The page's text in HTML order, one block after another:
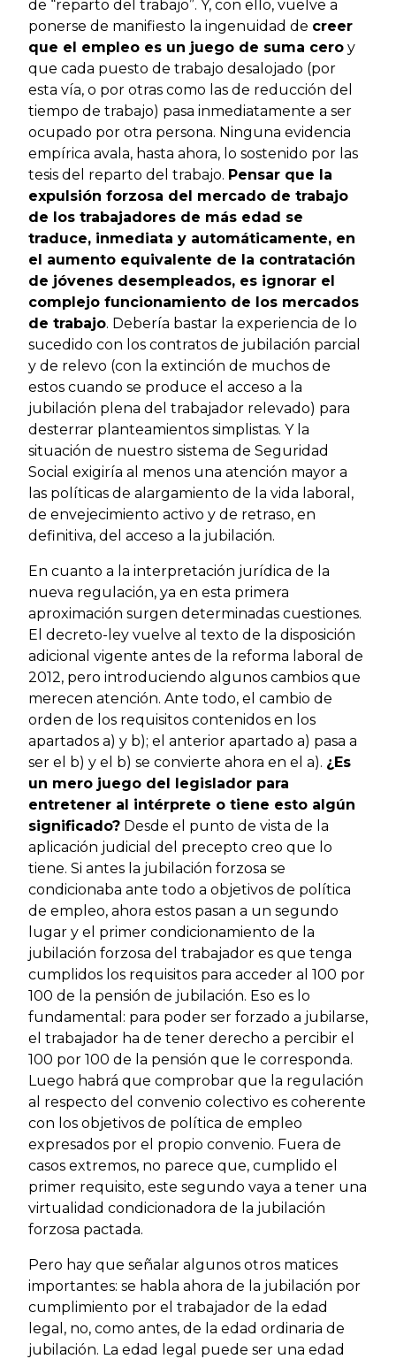
de “reparto del trabajo”. Y, con ello, vuelve a
ponerse de manifiesto la ingenuidad de creer
que el empleo es un juego de suma cero y
que cada puesto de trabajo desalojado (por
esta vía, o por otras como las de reducción del
tiempo de trabajo) pasa inmediatamente a ser
ocupado por otra persona. Ninguna evidencia
empírica avala, hasta ahora, lo sostenido por las
tesis del reparto del trabajo. Pensar que la
expulsión forzosa del mercado de trabajo
de los trabajadores de más edad se
traduce, inmediata y automáticamente, en
el aumento equivalente de la contratación
de jóvenes desempleados, es ignorar el
complejo funcionamiento de los mercados
de trabajo. Debería bastar la experiencia de lo
sucedido con los contratos de jubilación parcial
y de relevo (con la extinción de muchos de
estos cuando se produce el acceso a la
jubilación plena del trabajador relevado) para
desterrar planteamientos simplistas. Y la
situación de nuestro sistema de Seguridad
Social exigiría al menos una atención mayor a
las políticas de alargamiento de la vida laboral,
de envejecimiento activo y de retraso, en
definitiva, del acceso a la jubilación.
En cuanto a la interpretación jurídica de la
nueva regulación, ya en esta primera
aproximación surgen determinadas cuestiones.
El decreto-ley vuelve al texto de la disposición
adicional vigente antes de la reforma laboral de
2012, pero introduciendo algunos cambios que
merecen atención. Ante todo, el cambio de
orden de los requisitos contenidos en los
apartados a) y b); el anterior apartado a) pasa a
ser el b) y el b) se convierte ahora en el a). ¿Es
un mero juego del legislador para
entretener al intérprete o tiene esto algún
significado? Desde el punto de vista de la
aplicación judicial del precepto creo que lo
tiene. Si antes la jubilación forzosa se
condicionaba ante todo a objetivos de política
de empleo, ahora estos pasan a un segundo
lugar y el primer condicionamiento de la
jubilación forzosa del trabajador es que tenga
cumplidos los requisitos para acceder al 100 por
100 de la pensión de jubilación. Eso es lo
fundamental: para poder ser forzado a jubilarse,
el trabajador ha de tener derecho a percibir el
100 por 100 de la pensión que le corresponda.
Luego habrá que comprobar que la regulación
al respecto del convenio colectivo es coherente
con los objetivos de política de empleo
expresados por el propio convenio. Fuera de
casos extremos, no parece que, cumplido el
primer requisito, este segundo vaya a tener una
virtualidad condicionadora de la jubilación
forzosa pactada.
Pero hay que señalar algunos otros matices
importantes: se habla ahora de la jubilación por
cumplimiento por el trabajador de la edad
legal, no, como antes, de la edad ordinaria de
jubilación. La edad legal puede ser una edad